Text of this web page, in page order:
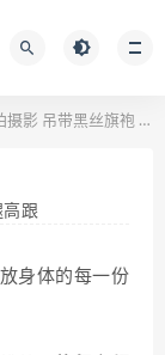
吊带黑丝旗袍 长腿高跟
跟
身体的每一份